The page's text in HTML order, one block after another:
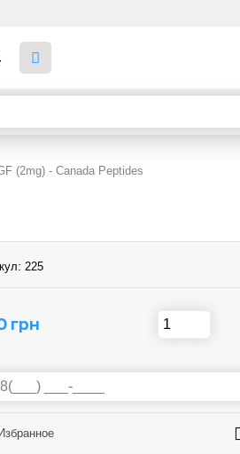
(2mg) - Canada Peptides
225
грн
Избранное